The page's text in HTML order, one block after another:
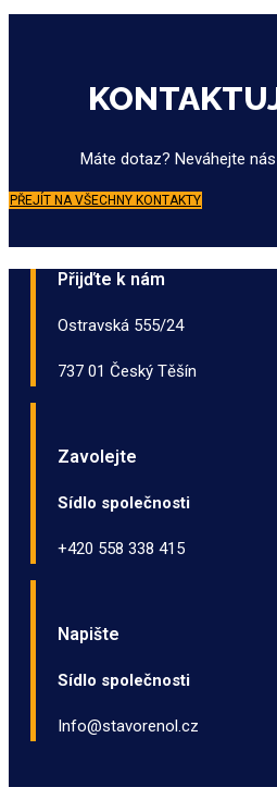
Máte dotaz? Neváhejte
PŘEJÍT NA VŠECHNY KONTAKTY
Přijďte k nám
Ostravská 555/24
737 01 Český Těšín
Zavolejte
Sídlo společnosti
+420 558 338 415
Napište
Sídlo společnosti
Info@stavorenol.cz